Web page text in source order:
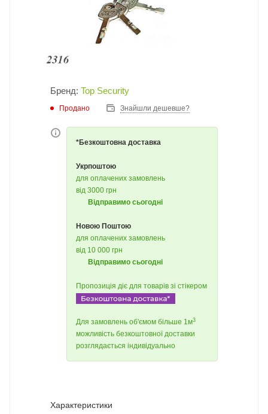
Бренд: Top Security
Продано Знайшли дешевше?
*Безкоштовна доставка
Укрпоштою
для оплачених замовлень
від 3000 грн
Відправимо сьогодні
Новою Поштою
для оплачених замовлень
від 10 000 грн
Відправимо сьогодні
Пропозиція діє для товарів зі стікером
Для замовлень об'ємом більше 1м3
можливість безкоштовної доставки
розглядається індивідуально
Характеристики